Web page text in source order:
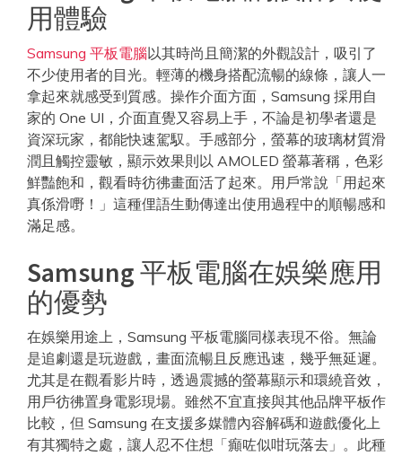
用體驗
Samsung 平板電腦以其時尚且簡潔的外觀設計，吸引了
不少使用者的目光。輕薄的機身搭配流暢的線條，讓人一
拿起來就感受到質感。操作介面方面，Samsung 採用自
家的 One UI，介面直覺又容易上手，不論是初學者還是
資深玩家，都能快速駕馭。手感部分，螢幕的玻璃材質滑
潤且觸控靈敏，顯示效果則以 AMOLED 螢幕著稱，色彩
鮮豔飽和，觀看時彷彿畫面活了起來。用戶常說「用起來
真係滑嘢！」這種俚語生動傳達出使用過程中的順暢感和
滿足感。
Samsung 平板電腦在娛樂應用
的優勢
在娛樂用途上，Samsung 平板電腦同樣表現不俗。無論
是追劇還是玩遊戲，畫面流暢且反應迅速，幾乎無延遲。
尤其是在觀看影片時，透過震撼的螢幕顯示和環繞音效，
用戶彷彿置身電影現場。雖然不宜直接與其他品牌平板作
比較，但 Samsung 在支援多媒體內容解碼和遊戲優化上
有其獨特之處，讓人忍不住想「癲咗似咁玩落去」。此種